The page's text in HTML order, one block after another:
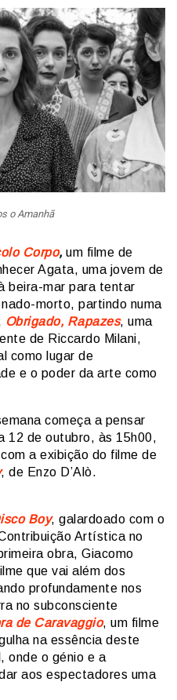
o Amanhã
Corpo, um filme de
Agata, uma jovem de
beira-mar para tentar
morto, partindo numa
Obrigado, Rapazes, uma
de Riccardo Milani,
como lugar de
e o poder da arte como
começa a pensar
12 de outubro, às 15h00,
a exibição do filme de
, de Enzo D’Alò.
Boy, galardoado com o
Artística no
obra, Giacomo
que vai além dos
profundamente nos
no subconsciente
de Caravaggio, um filme
na essência deste
onde o génio e a
aos espectadores uma